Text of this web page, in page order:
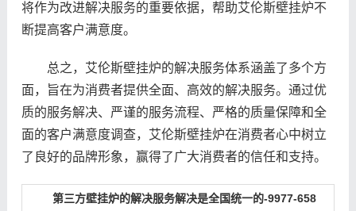
将作为改进解决服务的重要依据，帮助艾伦斯壁挂炉不
断提高客户满意度。
总之，艾伦斯壁挂炉的解决服务体系涵盖了多个方
面，旨在为消费者提供全面、高效的解决服务。通过优
质的服务解决、严谨的服务流程、严格的质量保障和全
面的客户满意度调查，艾伦斯壁挂炉在消费者心中树立
了良好的品牌形象，赢得了广大消费者的信任和支持。
第三方壁挂炉的解决服务解决是全国统一的-9977-658